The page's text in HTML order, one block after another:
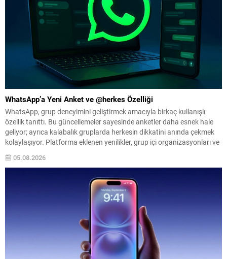
WhatsApp’a Yeni Anket ve @herkes Özelliği
WhatsApp, grup deneyimini geliştirmek amacıyla birkaç kullanışlı
özellik tanıttı. Bu güncellemeler sayesinde anketler daha esnek hale
geliyor; ayrıca kalabalık gruplarda herkesin dikkatini anında çekmek
kolaylaşıyor. Platforma eklenen yenilikler, grup içi organizasyonları ve
duyuruları yönetmeyi daha pratik bir hâle getiriyor. Aşağıda öne çıkan
değişiklikler ve kullanım notları özetlenmiştir. Anketlerde esneklik ve...
05.08.2026